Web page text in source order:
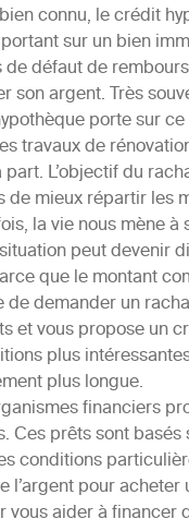
connu, le crédit
sur un bien
de défaut de
son argent. Très
porte sur
travaux de
L’objectif du
de mieux répartir les
la vie nous mène
peut devenir
que le montant
demander un
et vous propose un
plus
plus longue.
financiers
Ces prêts sont basés
conditions
pour acheter
aider à financer